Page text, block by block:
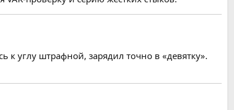
к углу штрафной, зарядил точно в «девятку».